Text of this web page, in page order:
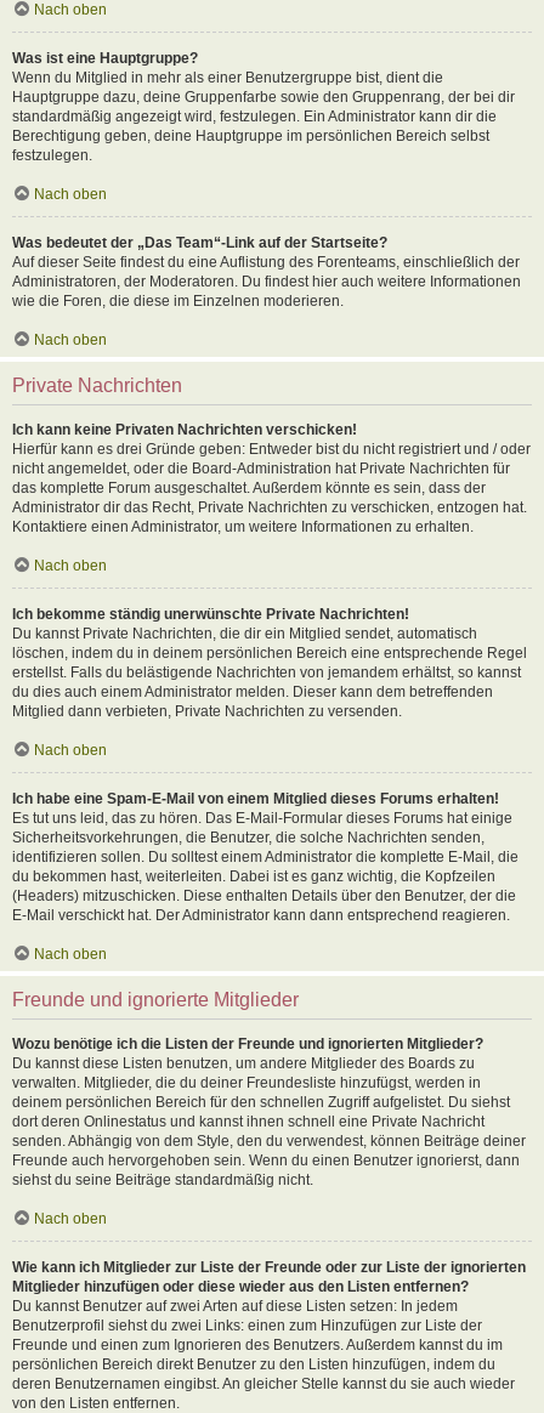
Nach oben
Was ist eine Hauptgruppe?
Wenn du Mitglied in mehr als einer Benutzergruppe bist, dient die
Hauptgruppe dazu, deine Gruppenfarbe sowie den Gruppenrang, der bei dir
standardmäßig angezeigt wird, festzulegen. Ein Administrator kann dir die
Berechtigung geben, deine Hauptgruppe im persönlichen Bereich selbst
festzulegen.
Nach oben
Was bedeutet der „Das Team“-Link auf der Startseite?
Auf dieser Seite findest du eine Auflistung des Forenteams, einschließlich der
Administratoren, der Moderatoren. Du findest hier auch weitere Informationen
wie die Foren, die diese im Einzelnen moderieren.
Nach oben
Private Nachrichten
Ich kann keine Privaten Nachrichten verschicken!
Hierfür kann es drei Gründe geben: Entweder bist du nicht registriert und / oder
nicht angemeldet, oder die Board-Administration hat Private Nachrichten für
das komplette Forum ausgeschaltet. Außerdem könnte es sein, dass der
Administrator dir das Recht, Private Nachrichten zu verschicken, entzogen hat.
Kontaktiere einen Administrator, um weitere Informationen zu erhalten.
Nach oben
Ich bekomme ständig unerwünschte Private Nachrichten!
Du kannst Private Nachrichten, die dir ein Mitglied sendet, automatisch
löschen, indem du in deinem persönlichen Bereich eine entsprechende Regel
erstellst. Falls du belästigende Nachrichten von jemandem erhältst, so kannst
du dies auch einem Administrator melden. Dieser kann dem betreffenden
Mitglied dann verbieten, Private Nachrichten zu versenden.
Nach oben
Ich habe eine Spam-E-Mail von einem Mitglied dieses Forums erhalten!
Es tut uns leid, das zu hören. Das E-Mail-Formular dieses Forums hat einige
Sicherheitsvorkehrungen, die Benutzer, die solche Nachrichten senden,
identifizieren sollen. Du solltest einem Administrator die komplette E-Mail, die
du bekommen hast, weiterleiten. Dabei ist es ganz wichtig, die Kopfzeilen
(Headers) mitzuschicken. Diese enthalten Details über den Benutzer, der die
E-Mail verschickt hat. Der Administrator kann dann entsprechend reagieren.
Nach oben
Freunde und ignorierte Mitglieder
Wozu benötige ich die Listen der Freunde und ignorierten Mitglieder?
Du kannst diese Listen benutzen, um andere Mitglieder des Boards zu
verwalten. Mitglieder, die du deiner Freundesliste hinzufügst, werden in
deinem persönlichen Bereich für den schnellen Zugriff aufgelistet. Du siehst
dort deren Onlinestatus und kannst ihnen schnell eine Private Nachricht
senden. Abhängig von dem Style, den du verwendest, können Beiträge deiner
Freunde auch hervorgehoben sein. Wenn du einen Benutzer ignorierst, dann
siehst du seine Beiträge standardmäßig nicht.
Nach oben
Wie kann ich Mitglieder zur Liste der Freunde oder zur Liste der ignorierten
Mitglieder hinzufügen oder diese wieder aus den Listen entfernen?
Du kannst Benutzer auf zwei Arten auf diese Listen setzen: In jedem
Benutzerprofil siehst du zwei Links: einen zum Hinzufügen zur Liste der
Freunde und einen zum Ignorieren des Benutzers. Außerdem kannst du im
persönlichen Bereich direkt Benutzer zu den Listen hinzufügen, indem du
deren Benutzernamen eingibst. An gleicher Stelle kannst du sie auch wieder
von den Listen entfernen.